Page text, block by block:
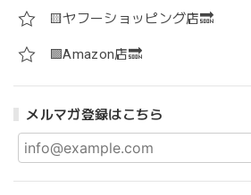
🟨ヤフーショッピング店🔜
🟪Amazon店🔜
メルマガ登録はこちら